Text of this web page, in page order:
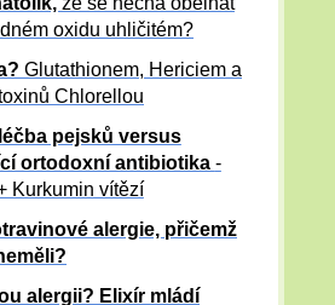
oxidu uhličitém?
Glutathionem, Hericiem a
Chlorellou
pejsků versus
ortodoxní antibiotika -
Kurkumin vítězí
alergie, přičemž
alergii? Elixír mládí